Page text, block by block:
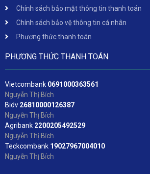
Chính sách bảo mật thông tin thanh toán
Chính sách bảo vệ thông tin cá nhân
Phương thức thanh toán
PHƯƠNG THỨC THANH TOÁN
Vietcombank 0691000363561
Nguyễn Thị Bích
Bidv 26810000126387
Nguyễn Thị Bích
Agribank 2200205492529
Nguyễn Thị Bích
Teckcombank 19027967004010
Nguyễn Thị Bích